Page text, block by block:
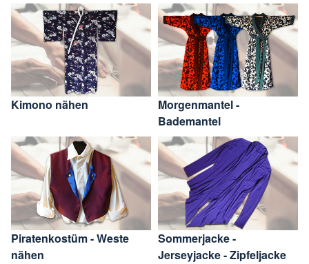
Kimono nähen
Morgenmantel -
Bademantel
Piratenkostüm - Weste
nähen
Sommerjacke -
Jerseyjacke - Zipfeljacke